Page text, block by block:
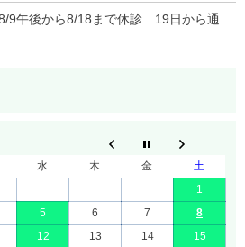
8/9午後から8/18まで休診 19日から通
水 木 金
土
1
5 6 7
8
12 13 14 15